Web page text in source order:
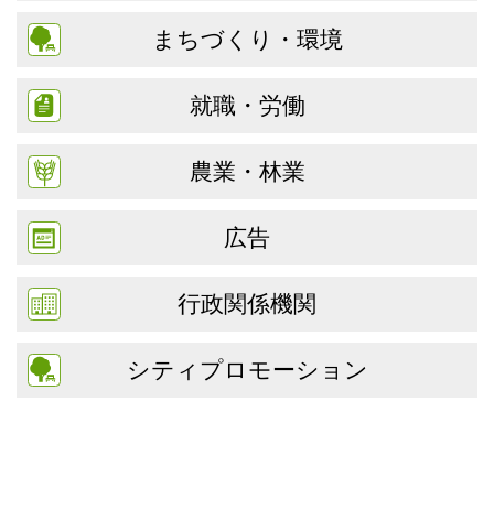
まちづくり・環境
就職・労働
農業・林業
広告
行政関係機関
シティプロモーション